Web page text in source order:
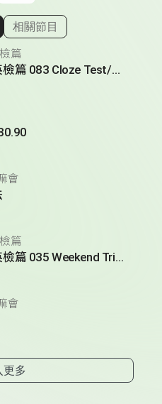
顯示相關單集
相關節目
篇
超級英語通-英檢篇 083 Cloze Test/段落填空-13
會
篇
超級英語通-英檢篇 035 Weekend Trip- 週末旅遊
會
更多